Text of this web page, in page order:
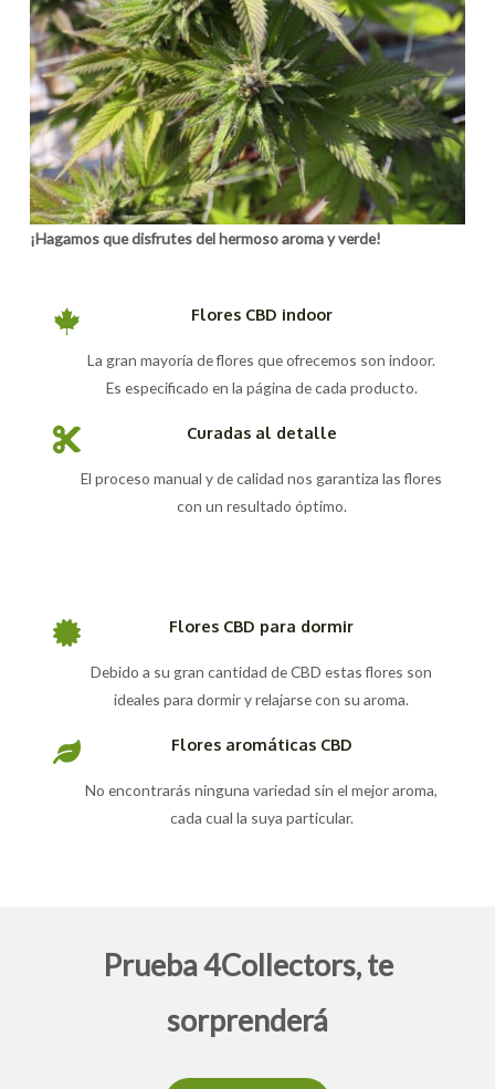
¡Hagamos que disfrutes del hermoso aroma y verde!
Flores CBD indoor
La gran mayoría de flores que ofrecemos son indoor.
Es especificado en la página de cada producto.
Curadas al detalle
El proceso manual y de calidad nos garantiza las flores
con un resultado óptimo.
Flores CBD para dormir
Debido a su gran cantidad de CBD estas flores son
ideales para dormir y relajarse con su aroma.
Flores aromáticas CBD
No encontrarás ninguna variedad sin el mejor aroma,
cada cual la suya particular.
Prueba 4Collectors, te
sorprenderá